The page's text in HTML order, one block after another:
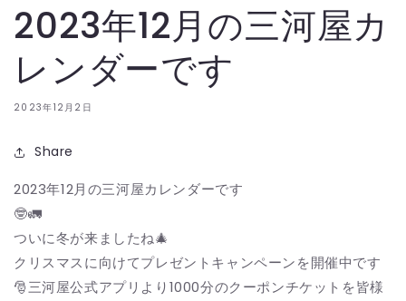
2023年12月の三河屋カ
レンダーです
2023年12月2日
Share
2023年12月の三河屋カレンダーです
🤓🚛
ついに冬が来ましたね🎄
クリスマスに向けてプレゼントキャンペーンを開催中です
🎅三河屋公式アプリより1000分のクーポンチケットを皆様